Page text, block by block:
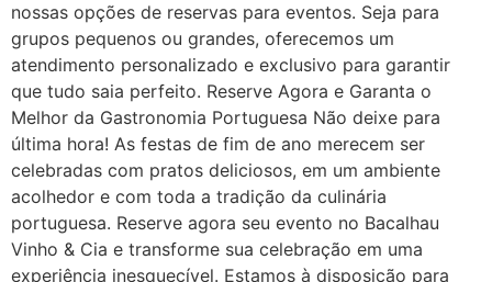
nossas opções de reservas para eventos. Seja para
grupos pequenos ou grandes, oferecemos um
atendimento personalizado e exclusivo para garantir
que tudo saia perfeito. Reserve Agora e Garanta o
Melhor da Gastronomia Portuguesa Não deixe para
última hora! As festas de fim de ano merecem ser
celebradas com pratos deliciosos, em um ambiente
acolhedor e com toda a tradição da culinária
portuguesa. Reserve agora seu evento no Bacalhau
Vinho & Cia e transforme sua celebração em uma
experiência inesquecível. Estamos à disposição para